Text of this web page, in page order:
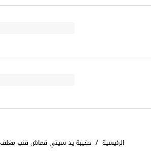
الرئيسية / حقيبة يد سيتي قماش قنب مغلف